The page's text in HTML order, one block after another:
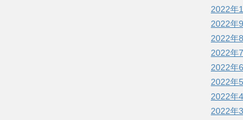
2022年
2022年
2022年
2022年
2022年
2022年
2022年
2022年